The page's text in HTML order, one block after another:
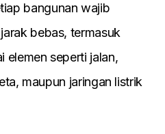
bangunan wajib
bebas, termasuk
elemen seperti jalan,
maupun jaringan listrik